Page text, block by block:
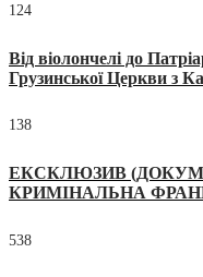
124
Від віолончелі до
Грузинської Церкви з
138
ЕКСКЛЮЗИВ
КРИМІНАЛЬНА
538